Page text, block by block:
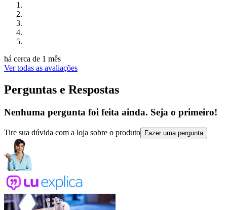
há cerca de 1 mês
Ver todas as avaliações
Perguntas e Respostas
Nenhuma pergunta foi feita ainda. Seja o primeiro!
Tire sua dúvida com a loja sobre o produto Fazer uma pergunta